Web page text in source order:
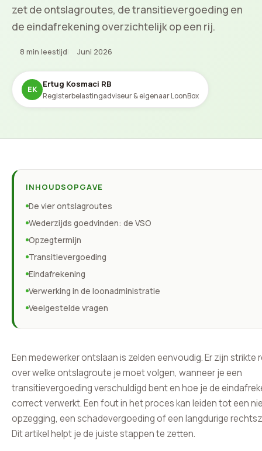
zet de ontslagroutes, de transitievergoeding en
de eindafrekening overzichtelijk op een rij.
8 min leestijd Juni 2026
EK Ertug Kosmaci RB
Registerbelastingadviseur & eigenaar LoonBox
INHOUDSOPGAVE
De vier ontslagroutes
Wederzijds goedvinden: de VSO
Opzegtermijn
Transitievergoeding
Eindafrekening
Verwerking in de loonadministratie
Veelgestelde vragen
Een medewerker ontslaan is zelden eenvoudig. Er zijn strikte
over welke ontslagroute je moet volgen, wanneer je een
transitievergoeding verschuldigd bent en hoe je de
correct verwerkt. Een fout in het proces kan leiden tot een
opzegging, een schadevergoeding of een langdurige
Dit artikel helpt je de juiste stappen te zetten.